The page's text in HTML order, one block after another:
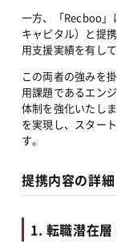
一方、「Recboo」
キャピタル）と提
用支援実績を有して
この両者の強みを
用課題であるエン
体制を強化いたし
を実現し、スター
す。
提携内容の詳細
1. 転職潜在